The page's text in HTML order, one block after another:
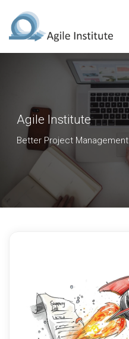
content
Agile Institute
Better Project Management